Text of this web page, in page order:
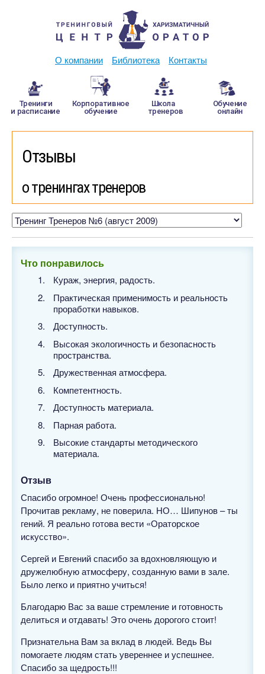
О компании Библиотека Контакты
Тренинги
и расписание
Корпоративное
обучение
Школа
тренеров
Обучение
онлайн
Отзывы
о тренингах тренеров
Что понравилось
Кураж, энергия, радость.
Практическая применимость и реальность
проработки навыков.
Доступность.
Высокая экологичность и безопасность
пространства.
Дружественная атмосфера.
Компетентность.
Доступность материала.
Парная работа.
Высокие стандарты методического
материала.
Отзыв
Спасибо огромное! Очень профессионально!
Прочитав рекламу, не поверила. НО… Шипунов – ты
гений. Я реально готова вести «Ораторское
искусство».
Сергей и Евгений спасибо за вдохновляющую и
дружелюбную атмосферу, созданную вами в зале.
Было легко и приятно учиться!
Благодарю Вас за ваше стремление и готовность
делиться и отдавать! Это очень дорогого стоит!
Признательна Вам за вклад в людей. Ведь Вы
помогаете людям стать увереннее и успешнее.
Спасибо за щедрость!!!